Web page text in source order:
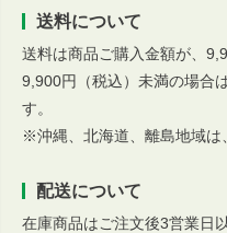
送料について
送料は商品ご購入金額が、
9,900円（税込）未満の場合
す。
※沖縄、北海道、離島地域は
配送について
在庫商品はご注文後3営業日